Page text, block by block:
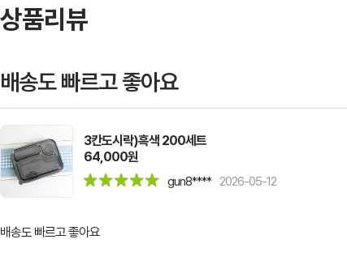
상품리뷰
배송도 빠르고 좋아요
3칸도시락)흑색 200세트
64,000원
gun8**** 2026-05-12
배송도 빠르고 좋아요